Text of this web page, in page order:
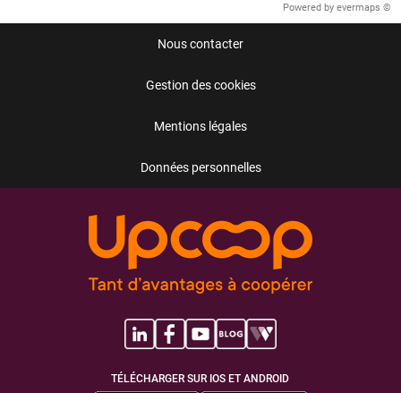
Powered by evermaps ©
Nous contacter
Gestion des cookies
Mentions légales
Données personnelles
TÉLÉCHARGER SUR IOS ET ANDROID